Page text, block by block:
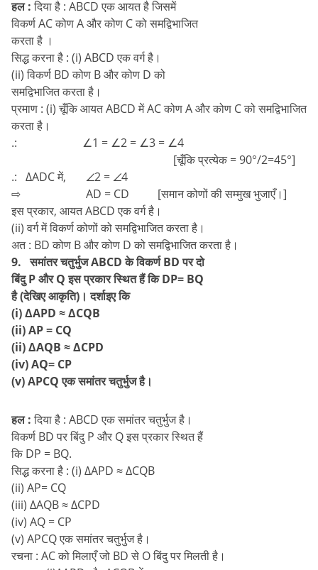
हल :दिया है : ABCD एक आयत है जिसमें
विकर्ण AC कोण A और कोण C को समद्विभाजित
करता है ।
सिद्ध करना है : (i) ABCD एक वर्ग है।
(ii) विकर्ण BD कोण B और कोण D को
समद्विभाजित करता है।
प्रमाण : (i) चूँकि आयत ABCD में AC कोण A और कोण C को समद्विभाजित
करता है।
.: ∠1 = ∠2 = ∠3 = ∠4
[चूँकि प्रत्येक = 90°/2=45°]
.: ∆ADC में, ∠2 = ∠4
⇨ AD = CD [समान कोणों की सम्मुख भुजाएँ।]
इस प्रकार, आयत ABCD एक वर्ग है।
(ii) वर्ग में विकर्ण कोणों को समद्विभाजित करता है।
अत : BD कोण B और कोण D को समद्विभाजित करता है।
9. समांतर चतुर्भुज ABCD के विकर्ण BD पर दो
बिंदु P और Q इस प्रकार स्थित हैं कि DP= BQ
है (देखिए आकृति)। दर्शाइए कि
(i) ∆APD ≈ ∆CQB
(ii) AP = CQ
(ii) ∆AQB ≈ ∆CPD
(iv) AQ= CP
(v) APCQ एक समांतर चतुर्भुज है।
हल :दिया है : ABCD एक समांतर चतुर्भुज है।
विकर्ण BD पर बिंदु P और Q इस प्रकार स्थित हैं
कि DP = BQ.
सिद्ध करना है : (i) ∆APD ≈ ∆CQB
(ii) AP= CQ
(iii) ∆AQB ≈ ∆CPD
(iv) AQ = CP
(v) APCQ एक समांतर चतुर्भुज है।
रचना : AC को मिलाएँ जो BD से O बिंदु पर मिलती है।